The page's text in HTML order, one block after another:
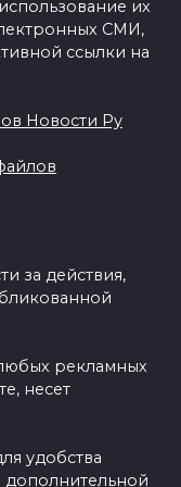
их
СМИ,
ссылки на
Новости Ру
за действия,
рекламных
несет
удобства
дополнительной